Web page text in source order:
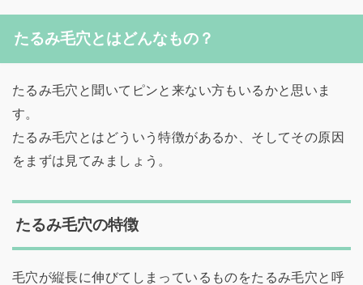
たるみ毛穴とはどんなもの？
たるみ毛穴と聞いてピンと来ない方もいるかと思いま
す。
たるみ毛穴とはどういう特徴があるか、そしてその原因
をまずは見てみましょう。
たるみ毛穴の特徴
毛穴が縦長に伸びてしまっているものをたるみ毛穴と呼